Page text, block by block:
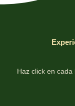
Haz click en